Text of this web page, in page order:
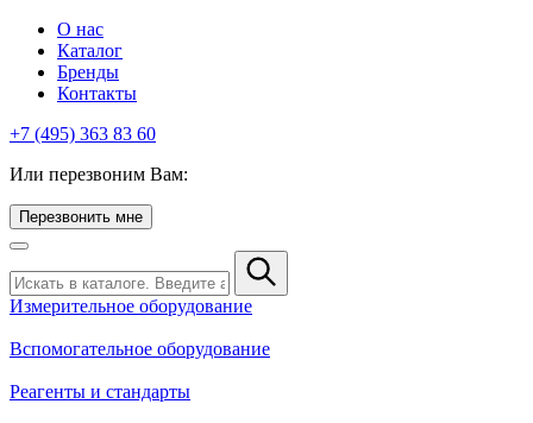
О нас
Каталог
Бренды
Контакты
+7 (495) 363 83 60
Или перезвоним Вам:
Перезвонить мне
Измерительное оборудование
Вспомогательное оборудование
Реагенты и стандарты